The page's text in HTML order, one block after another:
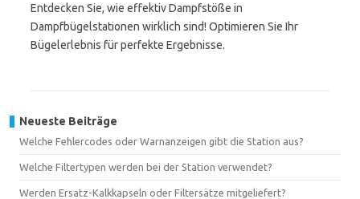
Entdecken Sie, wie effektiv Dampfstöße in
Dampfbügelstationen wirklich sind! Optimieren Sie Ihr
Bügelerlebnis für perfekte Ergebnisse.
Neueste Beiträge
Welche Fehlercodes oder Warnanzeigen gibt die Station aus?
Welche Filtertypen werden bei der Station verwendet?
Werden Ersatz-Kalkkapseln oder Filtersätze mitgeliefert?